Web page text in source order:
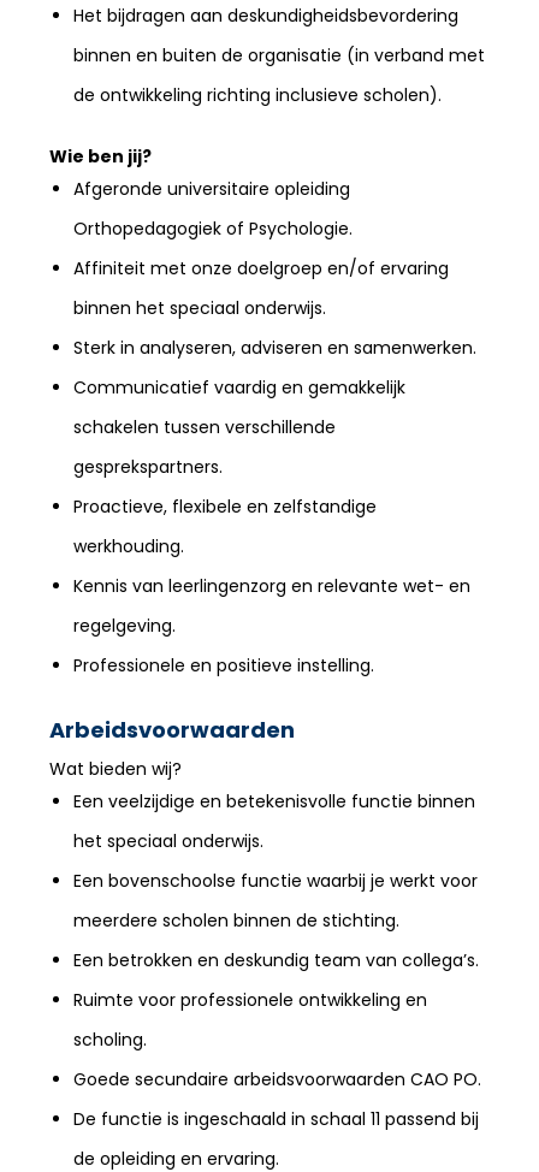
Het bijdragen aan deskundigheidsbevordering
binnen en buiten de organisatie (in verband met
de ontwikkeling richting inclusieve scholen).
Wie ben jij?
Afgeronde universitaire opleiding
Orthopedagogiek of Psychologie.
Affiniteit met onze doelgroep en/of ervaring
binnen het speciaal onderwijs.
Sterk in analyseren, adviseren en samenwerken.
Communicatief vaardig en gemakkelijk
schakelen tussen verschillende
gesprekspartners.
Proactieve, flexibele en zelfstandige
werkhouding.
Kennis van leerlingenzorg en relevante wet- en
regelgeving.
Professionele en positieve instelling.
Arbeidsvoorwaarden
Wat bieden wij?
Een veelzijdige en betekenisvolle functie binnen
het speciaal onderwijs.
Een bovenschoolse functie waarbij je werkt voor
meerdere scholen binnen de stichting.
Een betrokken en deskundig team van collega’s.
Ruimte voor professionele ontwikkeling en
scholing.
Goede secundaire arbeidsvoorwaarden CAO PO.
De functie is ingeschaald in schaal 11 passend bij
de opleiding en ervaring.